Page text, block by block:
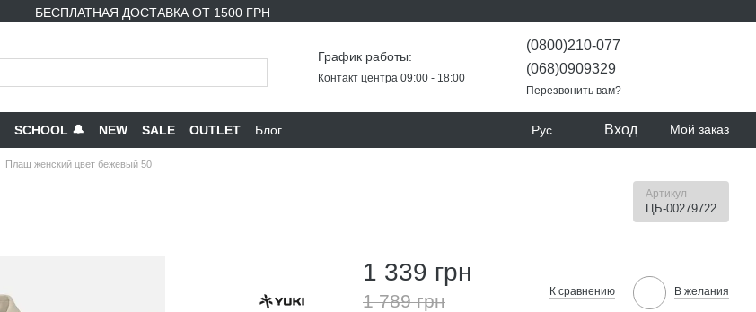
БЕСПЛАТНАЯ ДОСТАВКА ОТ 1500 ГРН
График работы:
Контакт центра 09:00 - 18:00
(0800)210-077
(068)0909329
Перезвонить вам?
SCHOOL 🔔 NEW SALE OUTLET Блог Рус Вход Мой заказ
Плащ женский цвет бежевый 50
Артикул
ЦБ-00279722
1 339 грн
1 789 грн К сравнению В желания